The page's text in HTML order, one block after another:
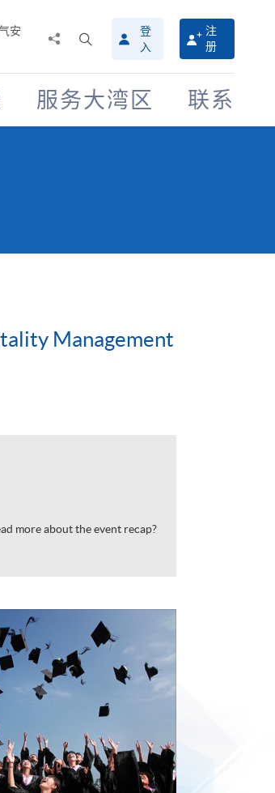
安
搜
寻
介
面
登
入
注
册
服务大湾区 联系
Management
more about the event recap?